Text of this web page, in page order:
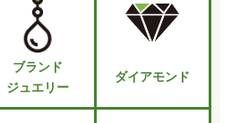
ブランド
ジュエリー
ダイアモンド